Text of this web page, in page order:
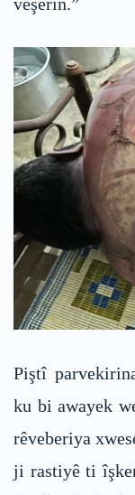
Piştî
ku bi awayek
rêveberiya
ji rastiyê ti